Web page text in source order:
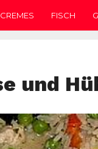
CREMES FISCH
und